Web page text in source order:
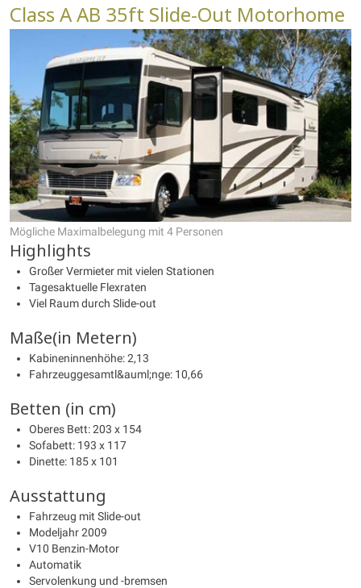
Class A AB 35ft Slide-Out Motorhome
Mögliche Maximalbelegung mit 4 Personen
Highlights
Großer Vermieter mit vielen Stationen
Tagesaktuelle Flexraten
Viel Raum durch Slide-out
Maße(in Metern)
Kabineninnenhöhe: 2,13
Fahrzeuggesamtl&auml;nge: 10,66
Betten (in cm)
Oberes Bett: 203 x 154
Sofabett: 193 x 117
Dinette: 185 x 101
Ausstattung
Fahrzeug mit Slide-out
Modeljahr 2009
V10 Benzin-Motor
Automatik
Servolenkung und -bremsen